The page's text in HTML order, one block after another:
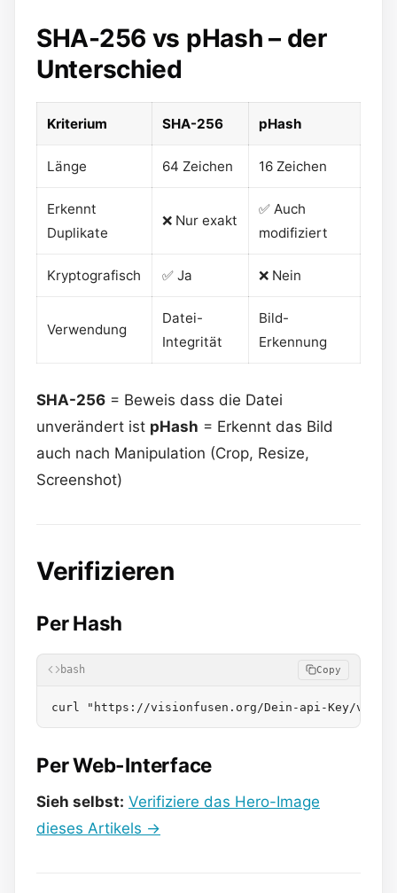
SHA-256 vs pHash – der
Unterschied
Kriterium SHA-256 pHash
Länge 64 Zeichen 16 Zeichen
Erkennt
Duplikate
❌ Nur exakt
✅ Auch
modifiziert
Kryptografisch ✅ Ja ❌ Nein
Verwendung
Datei-
Integrität
Bild-
Erkennung
SHA-256 = Beweis dass die Datei
unverändert ist pHash = Erkennt das Bild
auch nach Manipulation (Crop, Resize,
Screenshot)
Verifizieren
Per Hash
bash Copy
Per Web-Interface
Sieh selbst: Verifiziere das Hero-Image
dieses Artikels →